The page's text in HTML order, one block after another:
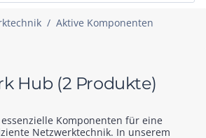
Aktive Komponenten
Hub (2 Produkte)
Komponenten für eine
Netzwerktechnik. In unserem